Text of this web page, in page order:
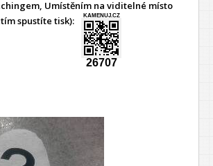
Umístěním na viditelné místo
spustíte tisk):
KAMENUJ.CZ
26707